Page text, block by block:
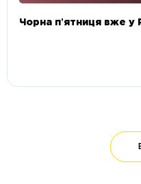
Чорна пʼятниця вже у